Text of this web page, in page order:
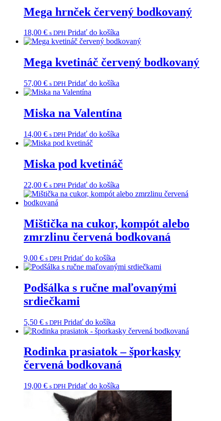
Mega hrnček červený bodkovaný
18,00 € s DPH Pridať do košíka
Mega kvetináč červený bodkovaný
57,00 € s DPH Pridať do košíka
Miska na Valentína
14,00 € s DPH Pridať do košíka
Miska pod kvetináč
22,00 € s DPH Pridať do košíka
Mištička na cukor, kompót alebo
zmrzlinu červená bodkovaná
9,00 € s DPH Pridať do košíka
Podšálka s ručne maľovanými
srdiečkami
5,50 € s DPH Pridať do košíka
Rodinka prasiatok – šporkasky
červená bodkovaná
19,00 € s DPH Pridať do košíka